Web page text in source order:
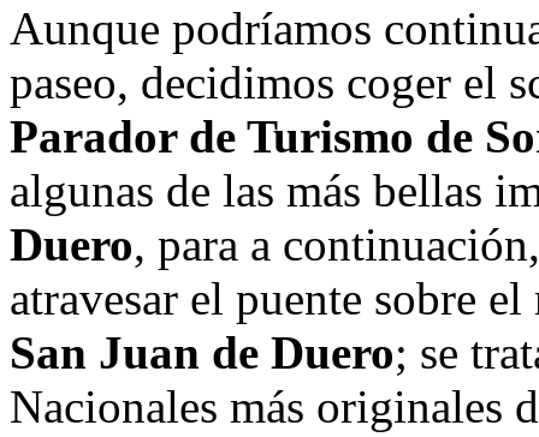
Aunque podríamos
paseo, decidimos coger el
Parador de Turismo de
algunas de las más bellas
Duero, para a
atravesar el puente sobre
San Juan de Duero; se
Nacionales más originales